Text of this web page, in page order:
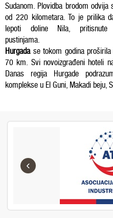
Sudanom. Plovidba brodom
od 220 kilometara. To je prilika
lepoti doline Nila,
Hurgada se tokom godina
70 km. Svi novoizgrađeni hoteli
Danas regija Hurgade
komplekse u El Guni, Makadi beju,
‹